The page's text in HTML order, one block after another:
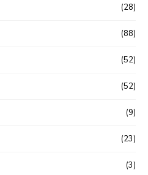
(28)
(88)
(52)
(52)
(9)
(23)
(3)